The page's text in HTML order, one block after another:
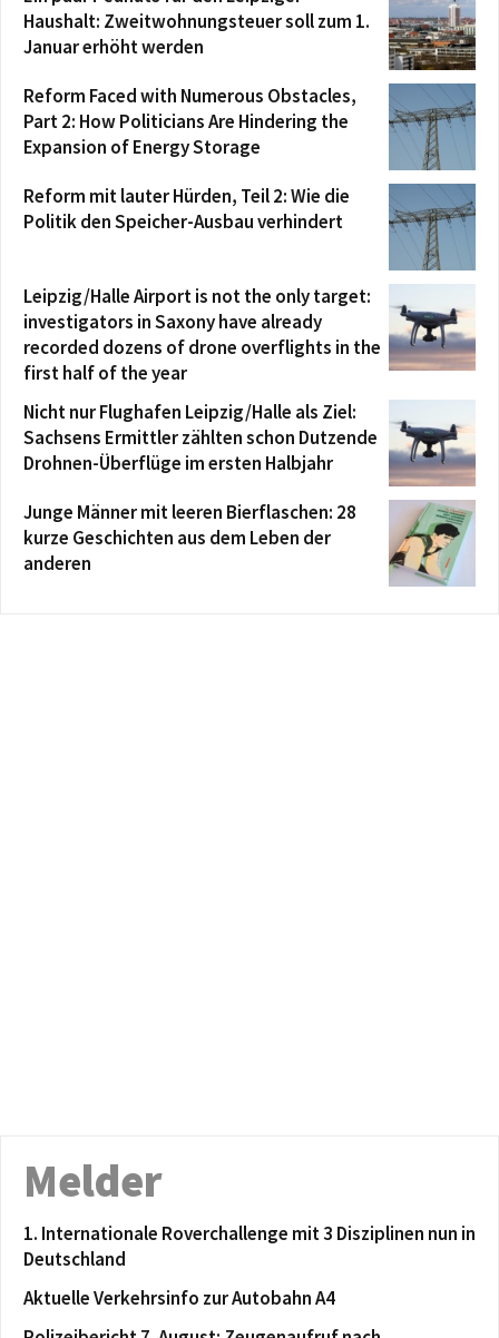
Haushalt: Zweitwohnungsteuer soll zum 1.
Januar erhöht werden
Reform Faced with Numerous Obstacles,
Part 2: How Politicians Are Hindering the
Expansion of Energy Storage
Reform mit lauter Hürden, Teil 2: Wie die
Politik den Speicher-Ausbau verhindert
Leipzig/Halle Airport is not the only target:
investigators in Saxony have already
recorded dozens of drone overflights in the
first half of the year
Nicht nur Flughafen Leipzig/Halle als Ziel:
Sachsens Ermittler zählten schon Dutzende
Drohnen-Überflüge im ersten Halbjahr
Junge Männer mit leeren Bierflaschen: 28
kurze Geschichten aus dem Leben der
anderen
Melder
1. Internationale Roverchallenge mit 3 Disziplinen nun in
Deutschland
Aktuelle Verkehrsinfo zur Autobahn A4